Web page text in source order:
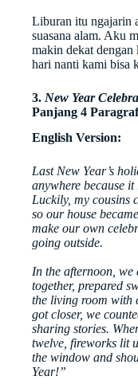
Liburan itu ngajarin
suasana alam. Aku
makin dekat dengan
hari nanti kami bisa
3. New Year
Panjang 4
English Version:
Last New Year’s
anywhere because
Luckily, my cousins
so our house
make our own
going outside.
In the afternoon, we
together, prepared
the living room with
got closer, we
sharing stories.
twelve, fireworks lit
the window and
Year!”